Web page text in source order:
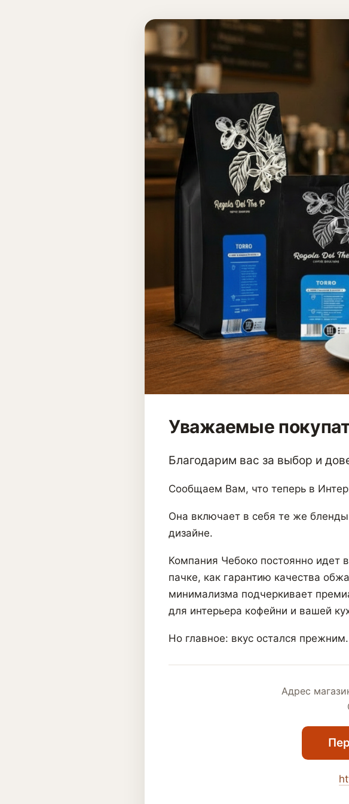
Уважаемые
Благодарим вас за выбор и
Сообщаем Вам, что теперь в
Она включает в себя те же
дизайне.
Компания Чебоко постоянно идет
пачке, как гарантию качества
минимализма подчеркивает
для интерьера кофейни и вашей
Но главное: вкус остался
Адрес